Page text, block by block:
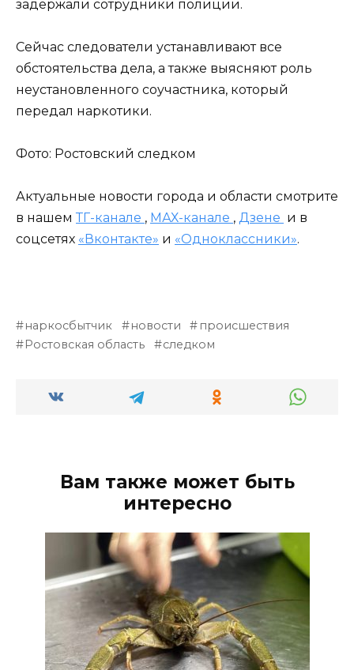
задержали сотрудники полиции.
Сейчас следователи устанавливают все
обстоятельства дела, а также выясняют роль
неустановленного соучастника, который
передал наркотики.
Фото: Ростовский следком
Актуальные новости города и области смотрите
в нашем ТГ-канале , МАХ-канале , Дзене и в
соцсетях «Вконтакте» и «Одноклассники».
наркосбытчик новости
происшествия
Ростовская область
следком
Вам также может быть
интересно